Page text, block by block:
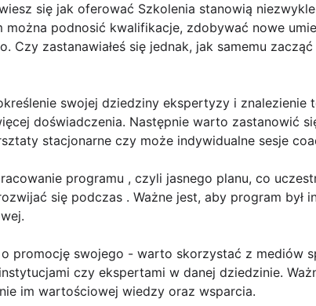
się jak oferować Szkolenia stanowią
można podnosić kwalifikacje, zdobywać nowe
Czy zastanawiałeś się jednak, jak samemu
swojej dziedziny ekspertyzy i znalezienie
doświadczenia. Następnie warto zastanowić
stacjonarne czy może indywidualne sesje
programu , czyli jasnego planu, co
się podczas . Ważne jest, aby program był
promocję swojego - warto skorzystać z mediów
czy ekspertami w danej dziedzinie.
im wartościowej wiedzy oraz wsparcia.